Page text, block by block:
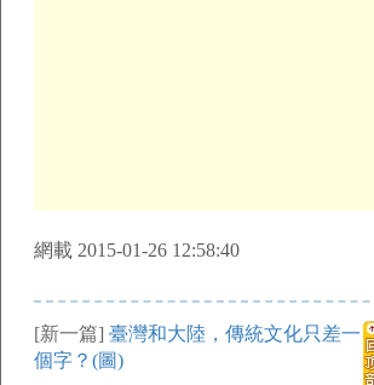
網載 2015-01-26 12:58:40
[新一篇] 臺灣和大陸，傳統文化只差一
個字？(圖)